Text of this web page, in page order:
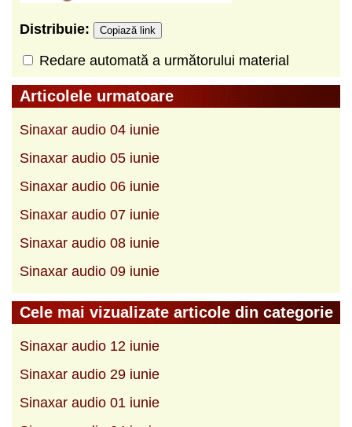
Distribuie: Copiază link
Redare automată a următorului material
Articolele urmatoare
Sinaxar audio 04 iunie
Sinaxar audio 05 iunie
Sinaxar audio 06 iunie
Sinaxar audio 07 iunie
Sinaxar audio 08 iunie
Sinaxar audio 09 iunie
Cele mai vizualizate articole din categorie
Sinaxar audio 12 iunie
Sinaxar audio 29 iunie
Sinaxar audio 01 iunie